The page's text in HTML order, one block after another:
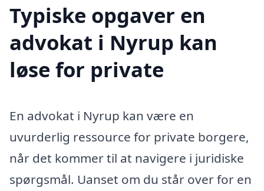
Typiske opgaver en
advokat i Nyrup kan
løse for private
En advokat i Nyrup kan være en
uvurderlig ressource for private borgere,
når det kommer til at navigere i juridiske
spørgsmål. Uanset om du står over for en